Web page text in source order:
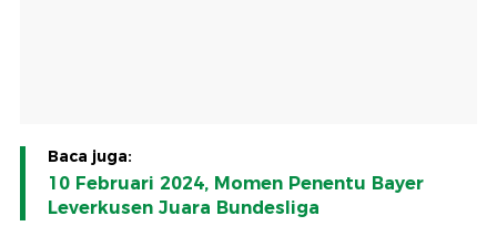
Baca juga:
10 Februari 2024, Momen Penentu Bayer
Leverkusen Juara Bundesliga